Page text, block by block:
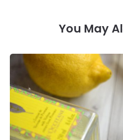
You May